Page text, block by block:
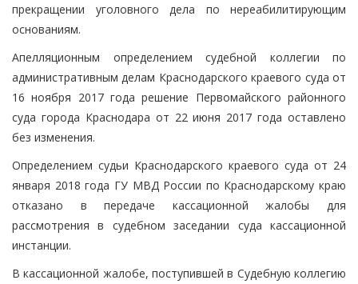
прекращении уголовного дела по нереабилитирующим
основаниям.
Апелляционным определением судебной коллегии по
административным делам Краснодарского краевого суда от
16 ноября 2017 года решение Первомайского районного
суда города Краснодара от 22 июня 2017 года оставлено
без изменения.
Определением судьи Краснодарского краевого суда от 24
января 2018 года ГУ МВД России по Краснодарскому краю
отказано в передаче кассационной жалобы для
рассмотрения в судебном заседании суда кассационной
инстанции.
В кассационной жалобе, поступившей в Судебную коллегию